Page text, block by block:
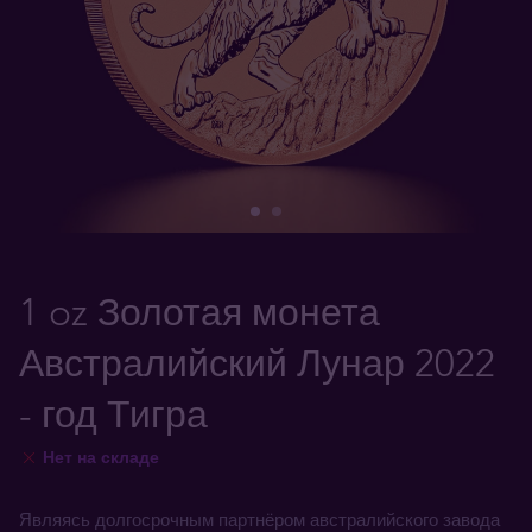
1 oz Золотая монета
Австралийский Лунар 2022
- год Тигра
Нет на складе
Являясь долгосрочным партнёром австралийского завода